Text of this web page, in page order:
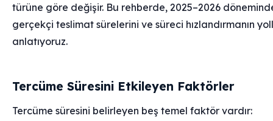
türüne göre değişir. Bu rehberde, 2025–2026
gerçekçi teslimat sürelerini ve süreci hızlandırmanın
anlatıyoruz.
Tercüme Süresini Etkileyen Faktörler
Tercüme süresini belirleyen beş temel faktör vardır: